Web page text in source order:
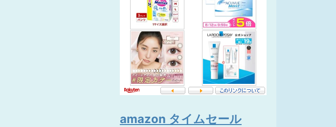
amazon タイムセール